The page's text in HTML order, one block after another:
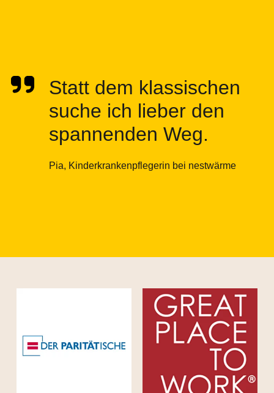
Statt dem klassischen
suche ich lieber den
spannenden Weg.
Pia, Kinderkrankenpflegerin bei nestwärme